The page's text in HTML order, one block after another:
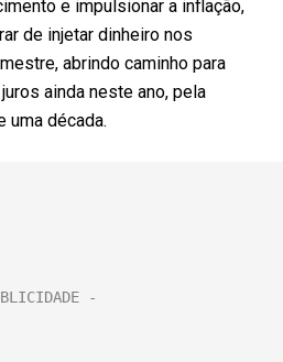
e impulsionar a inflação,
de injetar dinheiro nos
abrindo caminho para
ainda neste ano, pela
uma década.